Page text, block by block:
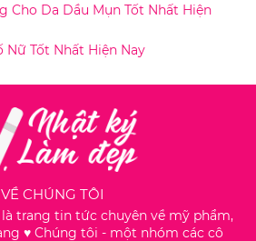
Cho Da Dầu Mụn Tốt Nhất Hiện
Nữ Tốt Nhất Hiện Nay
VỀ CHÚNG TÔI
trang tin tức chuyên về mỹ phẩm,
♥️ Chúng tôi - một nhóm các cô